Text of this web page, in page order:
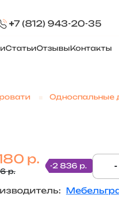
+7 (812) 943-20-35
СтатьиОтзывыКонтакты
Односпальные
р.
р.
-2 836 р. -